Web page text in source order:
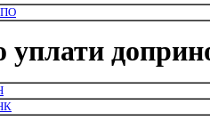
уплати
К